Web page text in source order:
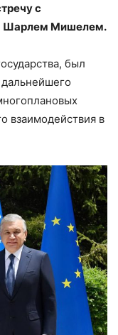
с
Шарлем Мишелем.
был
взаимодействия в